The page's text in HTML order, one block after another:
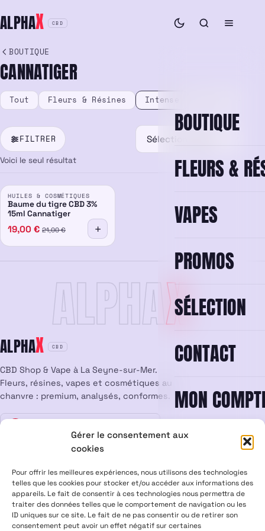
Gérer le consentement aux
cookies
Pour offrir les meilleures expériences, nous utilisons des technologies
telles que les cookies pour stocker et/ou accéder aux informations des
appareils. Le fait de consentir à ces technologies nous permettra de
traiter des données telles que le comportement de navigation ou les
ID uniques sur ce site. Le fait de ne pas consentir ou de retirer son
consentement peut avoir un effet négatif sur certaines
au
contenu
ALPHAX CBD
BOUTIQUE
FLEURS &
VAPES
PROMOS
SÉLECTION
CONTACT
MON
BOUTIQUE
CANNATIGER
Tout Fleurs & Résines Intense
FILTRER
Voici le seul résultat
3% -10%
HUILES & COSMÉTIQUES
Baume du tigre CBD 3%
15ml Cannatiger
19,00 € 21,00€
ALPHAX
ALPHAX CBD
CBD Shop & Vape à La Seyne-sur-Mer.
Fleurs, résines, vapes et cosmétiques au
chanvre : premium, analysés, conformes.
Mentions légales CGV Confidentialité
Cookies
Rétractation